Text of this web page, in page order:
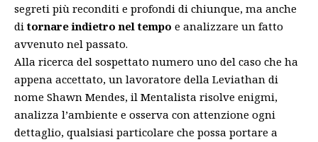
segreti più reconditi e profondi di chiunque, ma anche
ditornare indietro nel tempo e analizzare un fatto
avvenuto nel passato.
Alla ricerca del sospettato numero uno del caso che ha
appena accettato, un lavoratore della Leviathan di
nome Shawn Mendes, il Mentalista risolve enigmi,
analizza l’ambiente e osserva con attenzione ogni
dettaglio, qualsiasi particolare che possa portare a